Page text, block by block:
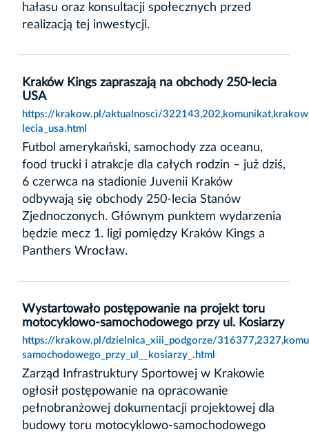
hałasu oraz konsultacji społecznych przed
realizacją tej inwestycji.
Kraków Kings zapraszają na obchody 250-lecia
USA
https://krakow.pl/aktualnosci/
lecia_usa.html
Futbol amerykański, samochody zza oceanu,
food trucki i atrakcje dla całych rodzin – już dziś,
6 czerwca na stadionie Juvenii Kraków
odbywają się obchody 250-lecia Stanów
Zjednoczonych. Głównym punktem wydarzenia
będzie mecz 1. ligi pomiędzy Kraków Kings a
Panthers Wrocław.
Wystartowało postępowanie na projekt toru
motocyklowo-samochodowego przy ul. Kosiarzy
https://krakow.pl/dzielnica_xiii_podgorze/
samochodowego_przy_ul__kosiarzy_.html
Zarząd Infrastruktury Sportowej w Krakowie
ogłosił postępowanie na opracowanie
pełnobranżowej dokumentacji projektowej dla
budowy toru motocyklowo-samochodowego